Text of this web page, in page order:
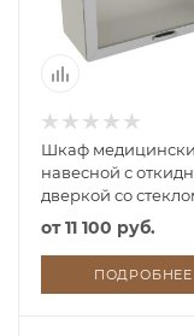
Шкаф
навесной с
дверкой со
ШНОс (УДСП)
от11 100 руб.
ПОДРОБНЕЕ